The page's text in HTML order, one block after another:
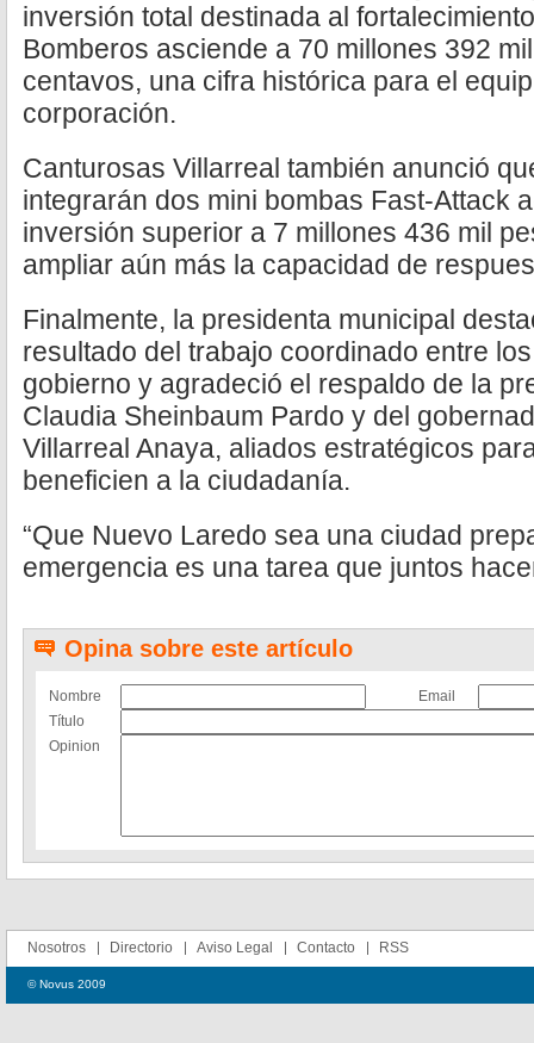
inversión total destinada al
Bomberos asciende a 70 millones 392
centavos, una cifra histórica para el
corporación.
Canturosas Villarreal también anunció
integrarán dos mini bombas Fast-Attack
inversión superior a 7 millones 436 mil
ampliar aún más la capacidad de
Finalmente, la presidenta municipal
resultado del trabajo coordinado entre
gobierno y agradeció el respaldo de la
Claudia Sheinbaum Pardo y del
Villarreal Anaya, aliados estratégicos
beneficien a la ciudadanía.
“Que Nuevo Laredo sea una ciudad
emergencia es una tarea que juntos
Opina sobre este artículo
Nombre
Email
Título
Opinion
Nosotros Directorio Aviso Legal Contacto RSS
© Novus 2009